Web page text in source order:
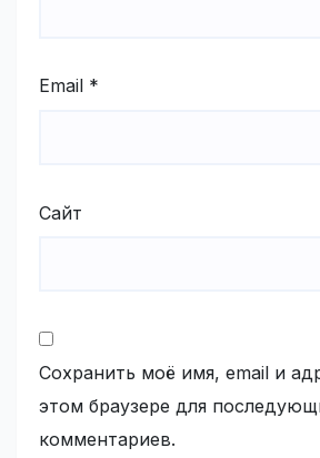
Email *
Сайт
Сохранить моё имя, email и
этом браузере для
комментариев.